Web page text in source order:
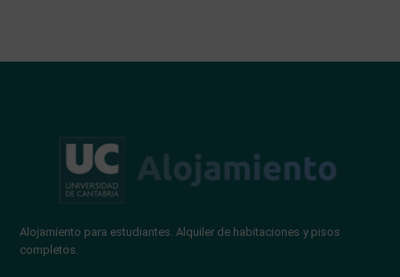
Alojamiento para estudiantes. Alquiler de habitaciones y pisos
completos.